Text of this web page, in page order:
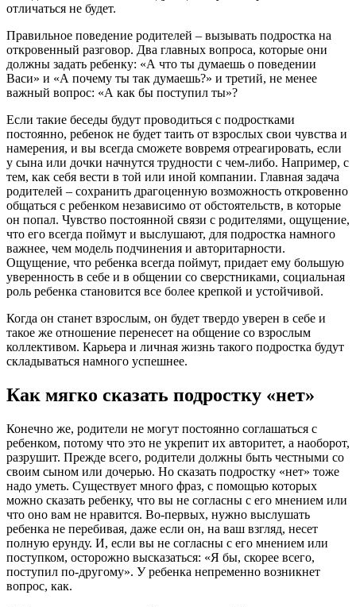
отличаться не будет.
Правильное поведение родителей – вызывать подростка на
откровенный разговор. Два главных вопроса, которые они
должны задать ребенку: «А что ты думаешь о поведении
Васи» и «А почему ты так думаешь?» и третий, не менее
важный вопрос: «А как бы поступил ты»?
Если такие беседы будут проводиться с подростками
постоянно, ребенок не будет таить от взрослых свои чувства и
намерения, и вы всегда сможете вовремя отреагировать, если
у сына или дочки начнутся трудности с чем-либо. Например, с
тем, как себя вести в той или иной компании. Главная задача
родителей – сохранить драгоценную возможность откровенно
общаться с ребенком независимо от обстоятельств, в которые
он попал. Чувство постоянной связи с родителями, ощущение,
что его всегда поймут и выслушают, для подростка намного
важнее, чем модель подчинения и авторитарности.
Ощущение, что ребенка всегда поймут, придает ему большую
уверенность в себе и в общении со сверстниками, социальная
роль ребенка становится все более крепкой и устойчивой.
Когда он станет взрослым, он будет твердо уверен в себе и
такое же отношение перенесет на общение со взрослым
коллективом. Карьера и личная жизнь такого подростка будут
складываться намного успешнее.
Как мягко сказать подростку «нет»
Конечно же, родители не могут постоянно соглашаться с
ребенком, потому что это не укрепит их авторитет, а наоборот,
разрушит. Прежде всего, родители должны быть честными со
своим сыном или дочерью. Но сказать подростку «нет» тоже
надо уметь. Существует много фраз, с помощью которых
можно сказать ребенку, что вы не согласны с его мнением или
что оно вам не нравится. Во-первых, нужно выслушать
ребенка не перебивая, даже если он, на ваш взгляд, несет
полную ерунду. И, если вы не согласны с его мнением или
поступком, осторожно высказаться: «Я бы, скорее всего,
поступил по-другому». У ребенка непременно возникнет
вопрос, как.